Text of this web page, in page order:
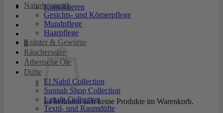
Kontaktieren
0
Es befinden sich keine Produkte im Warenkorb.
Naturkosmetik
Gesichts- und Körperpflege
Mundpflege
Haarpflege
Kräuter & Gewürze
Räucherware
Ätherische Öle
Düfte
El Nabil Collection
Sunnah Shop Collection
Lattafa Collection
Textil- und Raumdüfte